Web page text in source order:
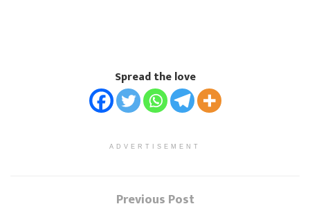
Spread the love
ADVERTISEMENT
Previous Post